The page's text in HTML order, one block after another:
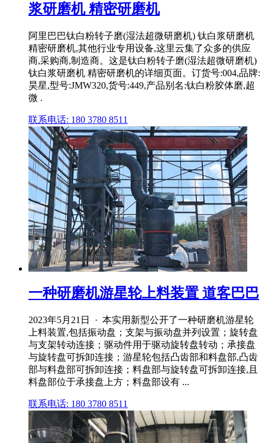
浆研磨机 精密研磨机
阿里巴巴钛白粉转子磨(湿法超微研磨机) 钛白浆研磨机
精密研磨机,其他行业专用设备,这里云集了众多的供应
商,采购商,制造商。这是钛白粉转子磨(湿法超微研磨机)
钛白浆研磨机 精密研磨机的详细页面。订货号:004,品牌:
昊星,型号:JMW320,货号:449,产品别名:钛白粉胶体磨,超
微 .
联系电话: 180 3780 8511
一种研磨机游星轮上料装置 道客巴巴
2023年5月21日 · 本实用新型公开了一种研磨机游星轮
上料装置,包括振动盘；支架与振动盘并列设置；旋转盘
与支架转动连接；驱动件用于驱动旋转盘转动；承接盘
与旋转盘可拆卸连接；游星轮包括凸齿部和料盘部,凸齿
部与料盘部可拆卸连接；料盘部与旋转盘可拆卸连接,且
料盘部位于承接盘上方；料盘部设有 ...
联系电话: 180 3780 8511